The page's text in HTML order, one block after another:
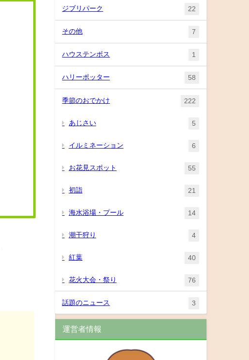
ジブリパーク 22
その他 7
ハウステンボス 1
ハリーポッター 58
季節のおでかけ 222
あじさい 5
イルミネーション 6
お花見スポット 55
初詣 21
海水浴場・プール 14
潮干狩り 4
紅葉 40
花火大会・祭り 76
話題のニュース 3
運営者情報